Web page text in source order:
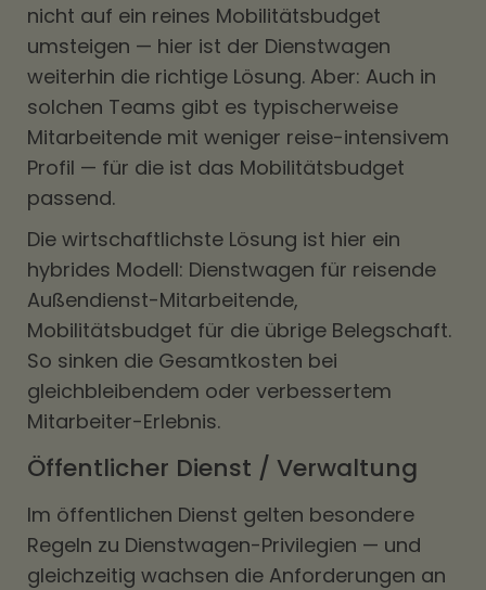
nicht auf ein reines Mobilitätsbudget
umsteigen — hier ist der Dienstwagen
weiterhin die richtige Lösung. Aber: Auch in
solchen Teams gibt es typischerweise
Mitarbeitende mit weniger reise-intensivem
Profil — für die ist das Mobilitätsbudget
passend.
Die wirtschaftlichste Lösung ist hier ein
hybrides Modell: Dienstwagen für reisende
Außendienst-Mitarbeitende,
Mobilitätsbudget für die übrige Belegschaft.
So sinken die Gesamtkosten bei
gleichbleibendem oder verbessertem
Mitarbeiter-Erlebnis.
Öffentlicher Dienst / Verwaltung
Im öffentlichen Dienst gelten besondere
Regeln zu Dienstwagen-Privilegien — und
gleichzeitig wachsen die Anforderungen an